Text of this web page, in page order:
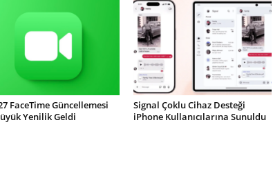
FaceTime Güncellemesi
Yenilik Geldi
Signal Çoklu Cihaz Desteği
iPhone Kullanıcılarına Sunuldu